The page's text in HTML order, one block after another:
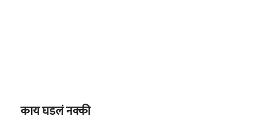
काय घडलं नक्की